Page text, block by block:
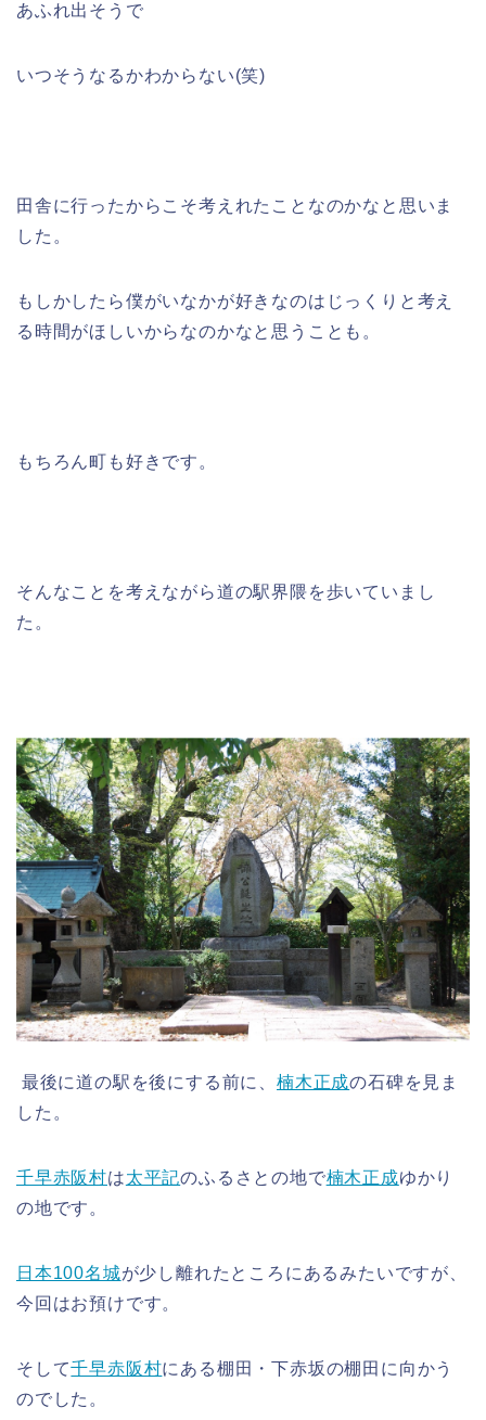
あふれ出そうで
いつそうなるかわからない(笑)
田舎に行ったからこそ考えれたことなのかなと思いま
した。
もしかしたら僕がいなかが好きなのはじっくりと考え
る時間がほしいからなのかなと思うことも。
もちろん町も好きです。
そんなことを考えながら道の駅界隈を歩いていまし
た。
最後に道の駅を後にする前に、 楠木正成の石碑を見ま
した。
千早赤阪村は太平記のふるさとの地で楠木正成ゆかり
の地です。
日本100名城が少し離れたところにあるみたいですが、
今回はお預けです。
そして千早赤阪村にある棚田・下赤坂の棚田に向かう
のでした。